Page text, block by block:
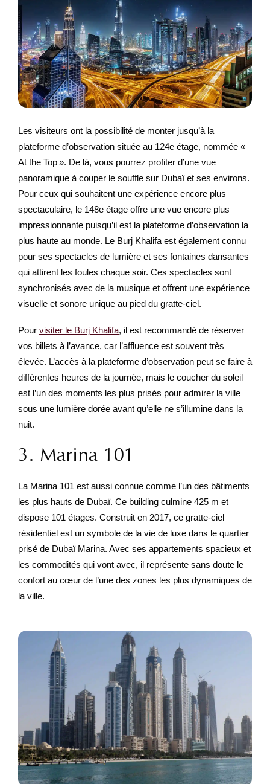
Les visiteurs ont la possibilité de monter jusqu’à la
plateforme d’observation située au 124e étage, nommée «
At the Top ». De là, vous pourrez profiter d’une vue
panoramique à couper le souffle sur Dubaï et ses environs.
Pour ceux qui souhaitent une expérience encore plus
spectaculaire, le 148e étage offre une vue encore plus
impressionnante puisqu’il est la plateforme d’observation la
plus haute au monde. Le Burj Khalifa est également connu
pour ses spectacles de lumière et ses fontaines dansantes
qui attirent les foules chaque soir. Ces spectacles sont
synchronisés avec de la musique et offrent une expérience
visuelle et sonore unique au pied du gratte-ciel.
Pour visiter le Burj Khalifa, il est recommandé de réserver
vos billets à l’avance, car l’affluence est souvent très
élevée. L’accès à la plateforme d’observation peut se faire à
différentes heures de la journée, mais le coucher du soleil
est l’un des moments les plus prisés pour admirer la ville
sous une lumière dorée avant qu’elle ne s’illumine dans la
nuit.
3. Marina 101
La Marina 101 est aussi connue comme l’un des bâtiments
les plus hauts de Dubaï. Ce building culmine 425 m et
dispose 101 étages. Construit en 2017, ce gratte-ciel
résidentiel est un symbole de la vie de luxe dans le quartier
prisé de Dubaï Marina. Avec ses appartements spacieux et
les commodités qui vont avec, il représente sans doute le
confort au cœur de l’une des zones les plus dynamiques de
la ville.